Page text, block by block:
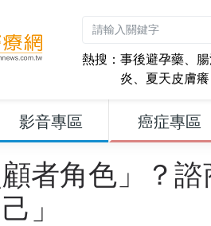
熱搜： 事後避孕藥、
炎、 夏天皮膚癢
影音專區 癌症專區
者角色」？
」